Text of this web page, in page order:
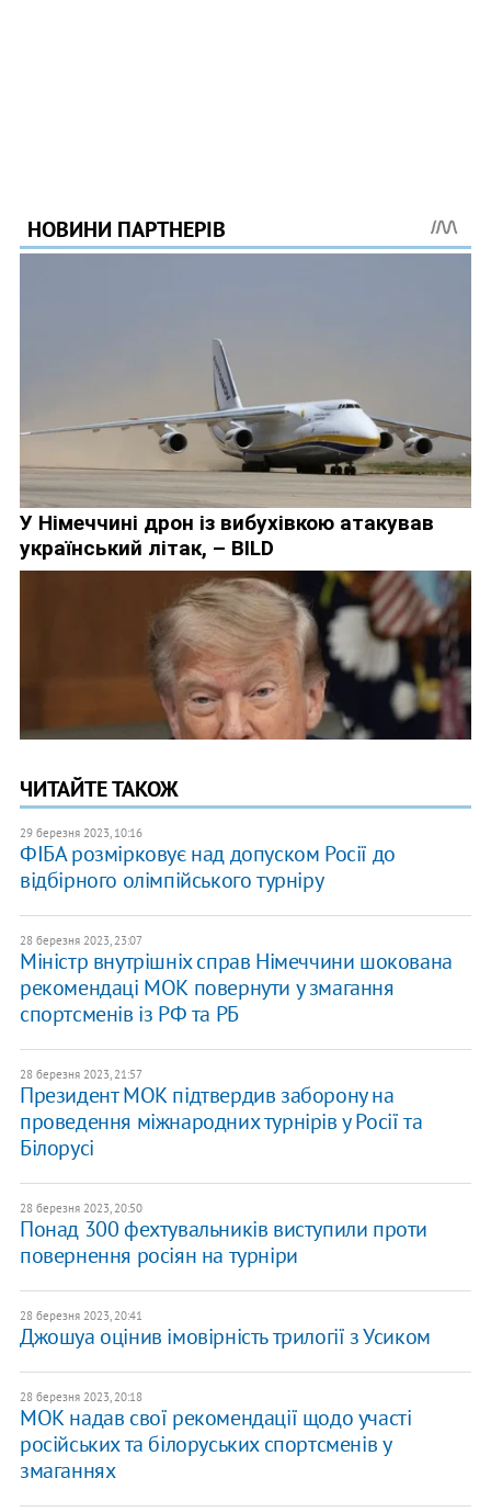
ЧИТАЙТЕ ТАКОЖ
29 березня 2023, 10:16
ФІБА розмірковує над допуском Росії до
відбірного олімпійського турніру
28 березня 2023, 23:07
Міністр внутрішніх справ Німеччини шокована
рекомендаці МОК повернути у змагання
спортсменів із РФ та РБ
28 березня 2023, 21:57
Президент МОК підтвердив заборону на
проведення міжнародних турнірів у Росії та
Білорусі
28 березня 2023, 20:50
Понад 300 фехтувальників виступили проти
повернення росіян на турніри
28 березня 2023, 20:41
Джошуа оцінив імовірність трилогії з Усиком
28 березня 2023, 20:18
МОК надав свої рекомендації щодо участі
російських та білоруських спортсменів у
змаганнях